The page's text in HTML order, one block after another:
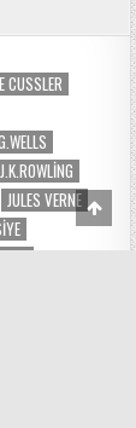
CUSSLER
J.K.ROWLING
JULES VERNE
SAS
to
Top